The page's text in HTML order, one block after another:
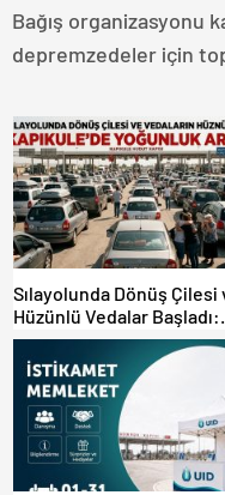
Bağış organizasyonu
depremzedeler için
Sılayolunda Dönüş Çilesi
Hüzünlü Vedalar Başladı:
Kapıkule’de Yoğunluk